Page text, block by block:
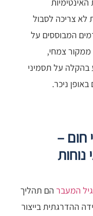
לא צריכה לסבול
המבוססים על
ממקור צמחי,
בהקלה על תסמיני
ניכר.
חום –
נוחות
גיל המעבר הם תהליך
ההדרגתית בייצור